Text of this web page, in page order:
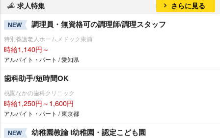
求人特集 さらに見る
NEW 調理員・無資格可の調理師/調理スタッフ
特別養護老人ホームメドック東浦
時給1,140円～
アルバイト・パート / 愛知県
歯科助手/短時間OK
桃園なかの歯科クリニック
時給1,250円～1,600円
アルバイト・パート / 東京都
NEW 幼稚園教諭 l幼稚園・認定こども園